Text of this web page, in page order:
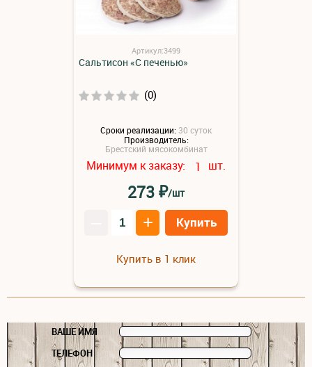
Артикул:3499
Сальтисон «С печенью»
(0)
Сроки реализации: 30 суток
Производитель:
Брестский мясокомбинат
Минимум к заказу: 1 шт.
273₽/шт
+ Купить
Купить в 1 клик
ВАШЕ ИМЯ
ТЕЛЕФОН